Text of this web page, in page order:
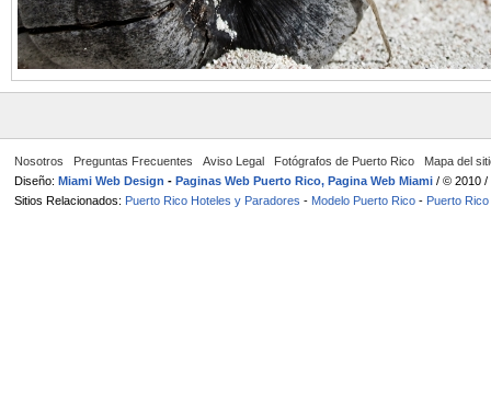
Nosotros Preguntas Frecuentes Aviso Legal Fotógrafos de Puerto Rico
Mapa del
Diseño: Miami Web Design - Paginas Web Puerto Rico, Pagina Web Miami / © 2010 /
Sitios Relacionados: Puerto Rico Hoteles y Paradores - Modelo Puerto Rico - Puerto